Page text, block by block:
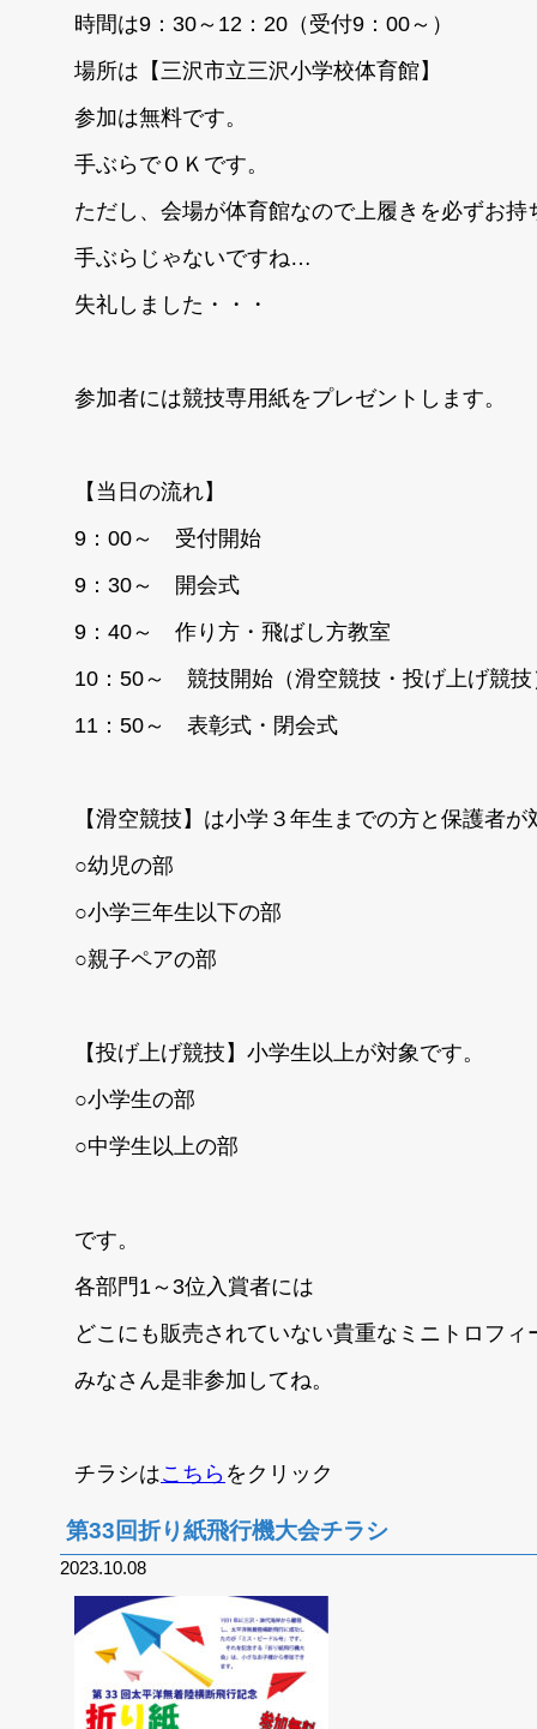
時間は9：30～12：20（受付9：00～）
場所は【三沢市立三沢小学校体育館】
参加は無料です。
手ぶらでＯＫです。
ただし、会場が体育館なので上履きを必ずお持
手ぶらじゃないですね…
失礼しました・・・
参加者には競技専用紙をプレゼントします。
【当日の流れ】
9：00～ 受付開始
9：30～ 開会式
9：40～ 作り方・飛ばし方教室
10：50～ 競技開始（滑空競技・投げ上げ競技
11：50～ 表彰式・閉会式
【滑空競技】は小学３年生までの方と保護者が
○幼児の部
○小学三年生以下の部
○親子ペアの部
【投げ上げ競技】小学生以上が対象です。
○小学生の部
○中学生以上の部
です。
各部門1～3位入賞者には
どこにも販売されていない貴重なミニトロフ
みなさん是非参加してね。
チラシはこちらをクリック
第33回折り紙飛行機大会チラシ
2023.10.08